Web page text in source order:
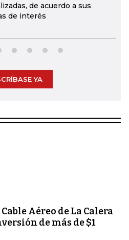
de acuerdo a sus
de interés
YA
Aéreo de La Calera
de más de $1